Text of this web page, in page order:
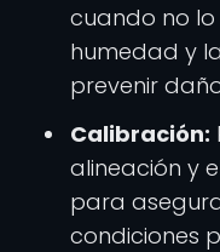
cuando no lo
humedad y
prevenir
Calibración:
alineación y
para
condiciones